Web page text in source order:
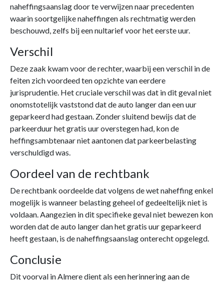
naheffingsaanslag door te verwijzen naar precedenten
waarin soortgelijke naheffingen als rechtmatig werden
beschouwd, zelfs bij een nultarief voor het eerste uur.
Verschil
Deze zaak kwam voor de rechter, waarbij een verschil in de
feiten zich voordeed ten opzichte van eerdere
jurisprudentie. Het cruciale verschil was dat in dit geval niet
onomstotelijk vaststond dat de auto langer dan een uur
geparkeerd had gestaan. Zonder sluitend bewijs dat de
parkeerduur het gratis uur overstegen had, kon de
heffingsambtenaar niet aantonen dat parkeerbelasting
verschuldigd was.
Oordeel van de rechtbank
De rechtbank oordeelde dat volgens de wet naheffing enkel
mogelijk is wanneer belasting geheel of gedeeltelijk niet is
voldaan. Aangezien in dit specifieke geval niet bewezen kon
worden dat de auto langer dan het gratis uur geparkeerd
heeft gestaan, is de naheffingsaanslag onterecht opgelegd.
Conclusie
Dit voorval in Almere dient als een herinnering aan de